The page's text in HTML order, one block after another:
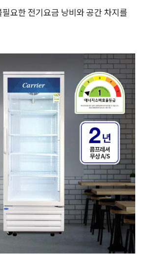
요한 전기요금 낭비와 공간 차지를